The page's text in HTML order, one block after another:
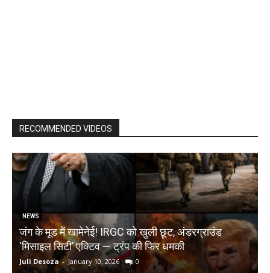
RECOMMENDED VIDEOS
NEWS
जंग के मूड में खामेनेई! IRGC को खुली छूट, अंडरग्राउंड
‘मिसाइल सिटी’ एक्टिव — ट्रंप की फिर धमकी
Juli Desoza - January 10, 2026 0